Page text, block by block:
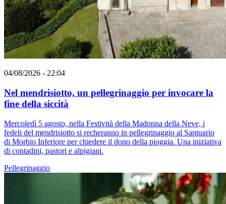
04/08/2026 - 22:04
Nel mendrisiotto, un pellegrinaggio per invocare la
fine della siccità
Mercoledì 5 agosto, nella Festività della Madonna della Neve, i
fedeli del mendrisiotto si recheranno in pellegrinaggio al Santuario
di Morbio Inferiore per chiedere il dono della pioggia. Una iniziativa
di contadini, pastori e alpigiani.
Pellegrinaggio